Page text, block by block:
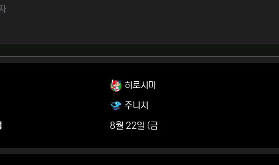
보
작성
보
히로시마
주니치
8월 22일 (금